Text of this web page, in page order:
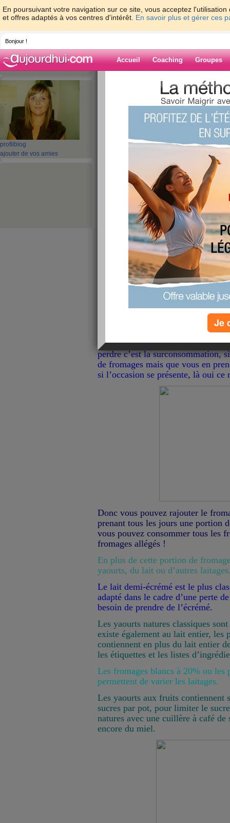
En poursuivant votre navigation sur ce site, vous acceptez
et offres adaptés à vos centres d'intérêt. En savoir plus et gérer ces
Bonjour !
Accueil Coaching Groupes
profil blog
ajouter de vos amies
> oriannetrezeguet
Blog de
Quels produits
consommer ?
publié le 29/10/2010 à 15:18
Vous consommez des produits
yaourts, des crèmes , des flans,
régime je vois souvent que
alimentation le fromage ou
quels produits laitiers choisir ?
Tout d’abord halte aux idées
grossir ! Savez vous qu’une part
camembert apporte moins de
velouté ? Ce qui peut faire
perdre c’est la surconsommation,
de fromages mais que vous en
si l’occasion se présente, là oui ce
Donc vous pouvez rajouter le
prenant tous les jours une portion
vous pouvez consommer tous les
fromages allégés !
En plus de cette portion de
yaourts, du lait ou d’autres
Le lait demi-écrémé est le plus
adapté dans le cadre d’une perte
besoin de prendre de l’écrémé.
Les yaourts natures classiques
existe également au lait entier, les
contiennent en plus du lait entier
les étiquettes et les listes
Les fromages blancs à 20% ou les
permettent de varier les laitages.
Les yaourts aux fruits contiennent
sucres par pot, pour limiter le
natures avec une cuillère à café
encore du miel.
Je